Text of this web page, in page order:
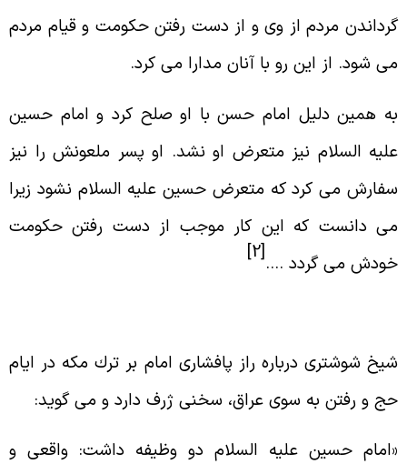
مردم از وى و از دست رفتن حكومت و قيام مردم
شود. از اين رو با آنان مدارا مى كرد.
همين دليل امام حسن با او صلح كرد و امام حسين
السلام نيز متعرض او نشد. او پسر ملعونش را نيز
مى كرد كه متعرض حسين عليه السلام نشود زيرا
دانست كه اين كار موجب از دست رفتن حكومت
مى گردد ….
شوشترى درباره راز پافشارى امام بر ترك مكه در ايام
و رفتن به سوى عراق، سخنى ژرف دارد و مى گويد:
حسين عليه السلام دو وظيفه داشت: واقعى و